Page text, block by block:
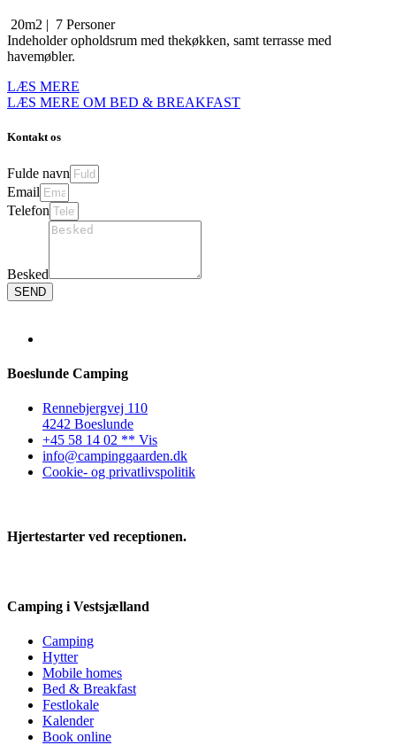
20m2 | 7 Personer
Indeholder opholdsrum med thekøkken, samt terrasse med
havemøbler.
LÆS MERE
LÆS MERE OM BED & BREAKFAST
Kontakt os
Fulde navn
Email
Telefon
Besked
SEND
Boeslunde Camping
Rennebjergvej 110
4242 Boeslunde
+45 58 14 02 ** Vis
info@campinggaarden.dk
Cookie- og privatlivspolitik
Hjertestarter ved receptionen.
Camping i Vestsjælland
Camping
Hytter
Mobile homes
Bed & Breakfast
Festlokale
Kalender
Book online